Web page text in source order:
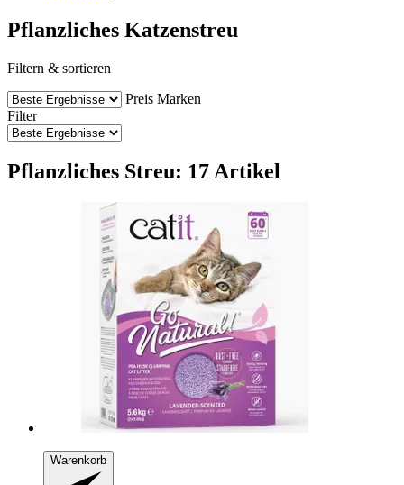
Pflanzliches Katzenstreu
Filtern & sortieren
Preis Marken
Filter
Pflanzliches Streu: 17 Artikel
Warenkorb